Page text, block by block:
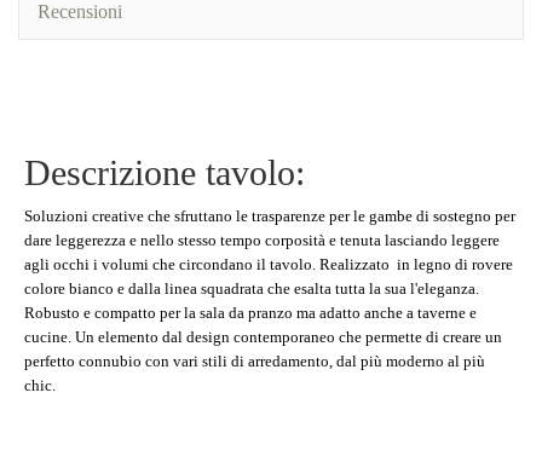
Recensioni
Descrizione tavolo:
Soluzioni creative che sfruttano le trasparenze per le gambe di sostegno per
dare leggerezza e nello stesso tempo corposità e tenuta lasciando leggere
agli occhi i volumi che circondano il tavolo. Realizzato in legno di rovere
colore bianco e dalla linea squadrata che esalta tutta la sua l'eleganza.
Robusto e compatto per la sala da pranzo ma adatto anche a taverne e
cucine. Un elemento dal design contemporaneo che permette di creare un
perfetto connubio con vari stili di arredamento, dal più moderno al più
chic.